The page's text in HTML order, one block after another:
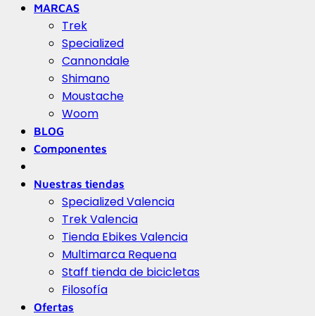
MARCAS
Trek
Specialized
Cannondale
Shimano
Moustache
Woom
BLOG
Componentes
Nuestras tiendas
Specialized Valencia
Trek Valencia
Tienda Ebikes Valencia
Multimarca Requena
Staff tienda de bicicletas
Filosofía
Ofertas